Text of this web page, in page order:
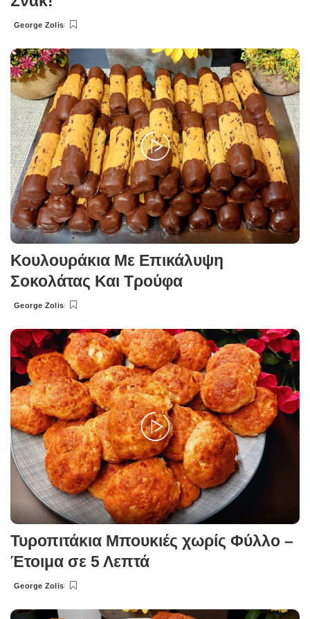
Posted
George Zolis
Κουλουράκια Με Επικάλυψη
Σοκολάτας Και Τρούφα
Posted
George Zolis
Τυροπιτάκια Μπουκιές χωρίς Φύλλο –
Έτοιμα σε 5 Λεπτά
Posted
George Zolis